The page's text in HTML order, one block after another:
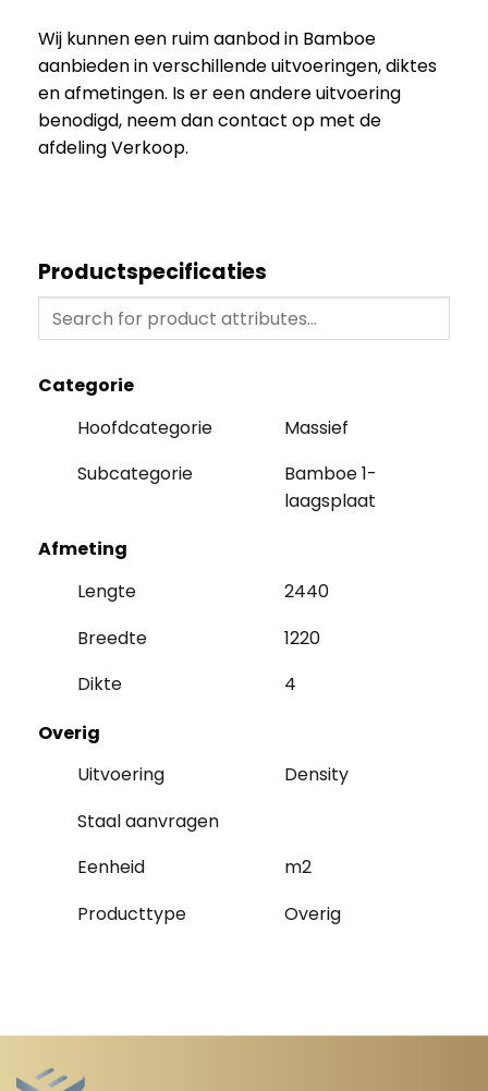
Wij kunnen een ruim aanbod in Bamboe
aanbieden in verschillende uitvoeringen, diktes
en afmetingen. Is er een andere uitvoering
benodigd, neem dan contact op met de
afdeling Verkoop.
Productspecificaties
Categorie
Hoofdcategorie
Massief
Subcategorie
Bamboe 1-
laagsplaat
Afmeting
Lengte
2440
Breedte
1220
Dikte
4
Overig
Uitvoering
Density
Staal aanvragen
Eenheid
m2
Producttype
Overig